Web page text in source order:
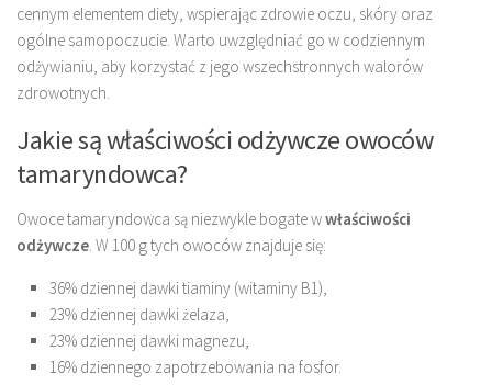
cennym elementem diety, wspierając zdrowie oczu, skóry oraz
ogólne samopoczucie. Warto uwzględniać go w codziennym
odżywianiu, aby korzystać z jego wszechstronnych walorów
zdrowotnych.
Jakie są właściwości odżywcze owoców
tamaryndowca?
Owoce tamaryndowca są niezwykle bogate wwłaściwości
odżywcze. W 100 g tych owoców znajduje się:
36% dziennej dawki tiaminy (witaminy B1),
23% dziennej dawki żelaza,
23% dziennej dawki magnezu,
16% dziennego zapotrzebowania na fosfor.